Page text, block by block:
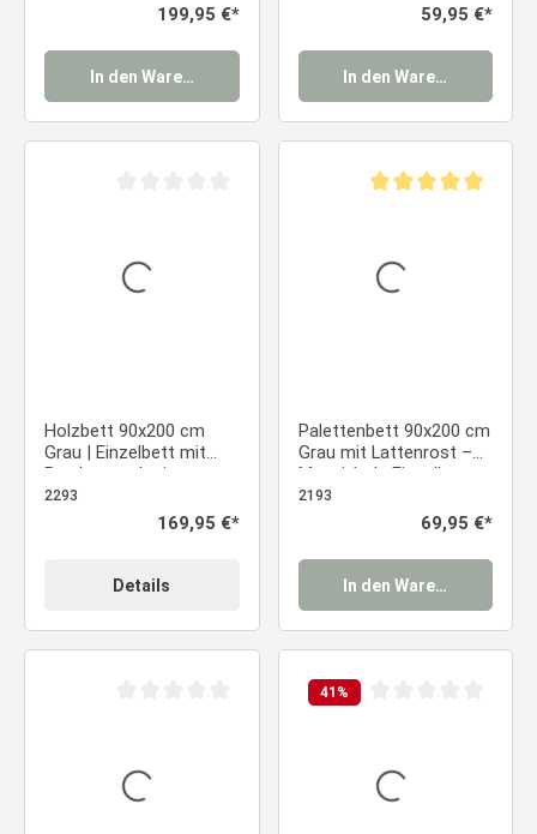
Regulärer Preis:
199,95 €*
In den Warenkorb
Regulärer Preis:
59,95 €*
In den Warenkorb
Holzbett 90x200 cm
Grau | Einzelbett mit
Bettkasten | mit
Lattenrost | massiv |
Kind Jugend Gast
2293
Regulärer Preis:
169,95 €*
Details
Palettenbett 90x200 cm
Grau mit Lattenrost –
Massivholz Einzelbett
im modernen Design
2193
Regulärer Preis:
69,95 €*
In den Warenkorb
41 %